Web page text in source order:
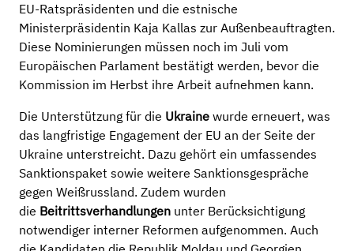
EU-Ratspräsidenten und die estnische
Ministerpräsidentin Kaja Kallas zur Außenbeauftragten.
Diese Nominierungen müssen noch im Juli vom
Europäischen Parlament bestätigt werden, bevor die
Kommission im Herbst ihre Arbeit aufnehmen kann.
Die Unterstützung für die Ukraine wurde erneuert, was
das langfristige Engagement der EU an der Seite der
Ukraine unterstreicht. Dazu gehört ein umfassendes
Sanktionspaket sowie weitere Sanktionsgespräche
gegen Weißrussland. Zudem wurden
die Beitrittsverhandlungen unter Berücksichtigung
notwendiger interner Reformen aufgenommen. Auch